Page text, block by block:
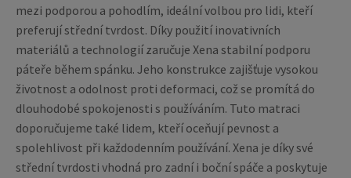
mezi podporou a pohodlím, ideální volbou pro lidi, kteří
preferují střední tvrdost. Díky použití inovativních
materiálů a technologií zaručuje Xena stabilní podporu
páteře během spánku. Jeho konstrukce zajišťuje vysokou
životnost a odolnost proti deformaci, což se promítá do
dlouhodobé spokojenosti s používáním. Tuto matraci
doporučujeme také lidem, kteří oceňují pevnost a
spolehlivost při každodenním používání. Xena je díky své
střední tvrdosti vhodná pro zadní i boční spáče a poskytuje